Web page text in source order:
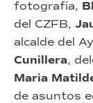
fotografía,
del CZFB,
alcalde del
Cunillera,
Maria
de asuntos